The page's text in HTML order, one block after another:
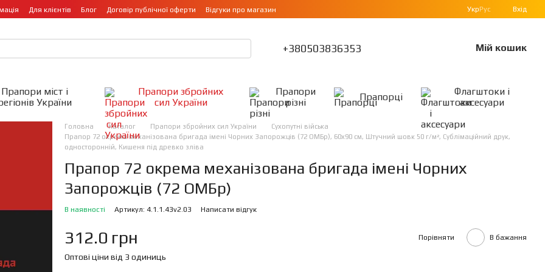
Для клієнтів Блог Договір публічної оферти Відгуки про магазин УкрРус Вхід
+380503836353 Мій кошик
Прапори міст і
України
Прапори збройних
сил України
Прапори
різні
Прапорці
Флагштоки і
аксесуари
Головна Каталог Прапори збройних сил України
Сухопутні війська
Прапор 72 окрема механізована бригада імені Чорних Запорожців (72 ОМБр), 60х90 см, Штучний шовк 50 г/м², Сублімаційний друк,
односторонній, Кишеня під древко зліва
Прапор 72 окрема механізована бригада імені Чорних
Запорожців (72 ОМБр)
В наявності Артикул: 4.1.1.43v2.03 Написати відгук
312.0 грн Порівняти В бажання
Оптові ціни від 3 одиниць